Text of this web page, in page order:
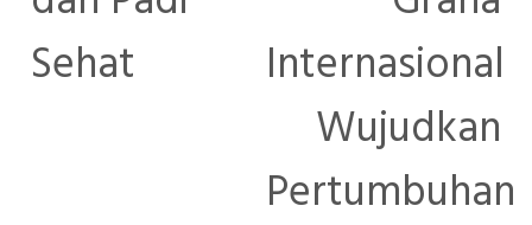
Sehat
Internasional
Wujudkan
Pertumbuhan